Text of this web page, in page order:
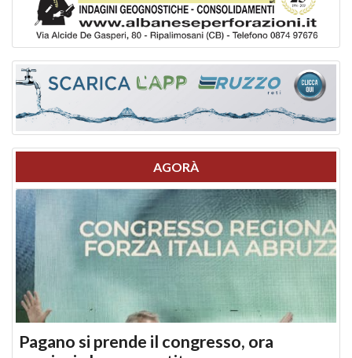
AGORÀ
Pagano si prende il congresso, ora